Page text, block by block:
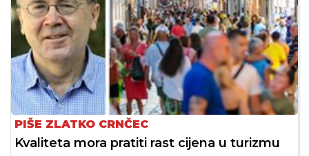
PIŠE ZLATKO CRNČEC
Kvaliteta mora pratiti rast cijena u turizmu